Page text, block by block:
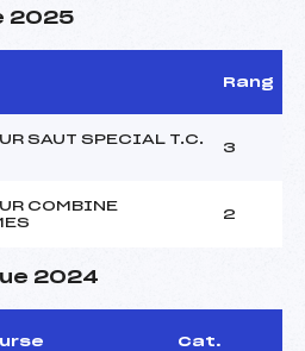
2025
Rang
SAUT SPECIAL T.C.
3
COMBINE
2
2024
Cat.